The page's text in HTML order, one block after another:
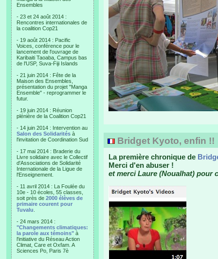
Ensembles
- 23 et 24 août 2014 :
Rencontres internationales de
la coalition Cop21
- 19 août 2014 : Pacific
Voices, conférence pour le
lancement de l'ouvrage de
Karibaiti Taoaba, Campus bas
de l'USP, Suva-Fiji Islands
- 21 juin 2014 : Fête de la
Maison des Ensembles,
présentation du projet "Manga
Ensemble" - reprogrammer le
futur.
- 19 juin 2014 : Réunion
plénière de la Coalition Cop21
- 14 juin 2014 : Intervention au
Salon des Solidarités à
l'invitation de Coordination Sud
- 17 mai 2014 : Braderie du
Livre solidaire avec le Collectif
d'Associations de Solidarité
Internationale de la Ligue de
l'Enseignement.
- 11 avril 2014 : La Foulée du
10e - 10 écoles, 55 classes,
soit près de 2000 élèves de
primaire courent pour
Tuvalu
- 24 mars 2014 :
"Changements climatiques:
la parole aux témoins" à
l'initiative du Réseau Action
Climat, Care et Oxfam. A
Sciences Po, Paris 7è
Bridget Kyoto, enfin !!
La première chronique de
Merci d'en abuser !
et merci Laure (Noualhat) pour